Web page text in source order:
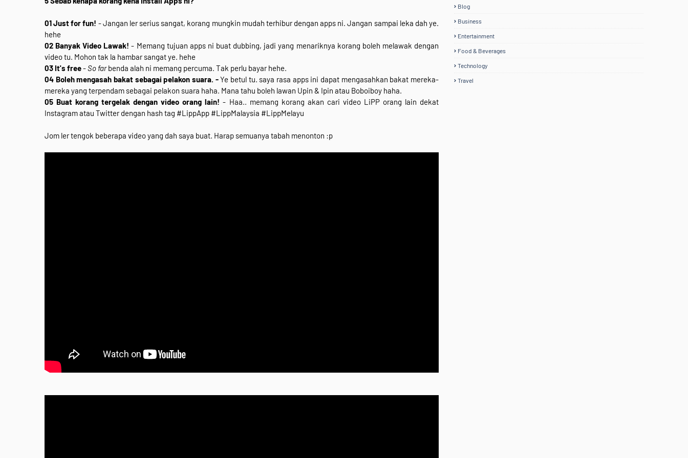
01 Just for fun! - Jangan ler serius sangat, korang mungkin mudah terhibur dengan apps ni. Jangan sampai leka dah ye.
hehe
02 Banyak Video Lawak! - Memang tujuan apps ni buat dubbing, jadi yang menariknya korang boleh melawak dengan
video tu. Mohon tak la hambar sangat ye. hehe
03 It's free-So farbenda alah ni memang percuma. Tak perlu bayar hehe.
04 Boleh mengasah bakat sebagai pelakon suara. -Ye betul tu. saya rasa apps ini dapat mengasahkan bakat mereka-
mereka yang terpendam sebagai pelakon suara haha. Mana tahu boleh lawan Upin & Ipin atau Boboiboy haha.
05 Buat korang tergelak dengan video orang lain! - Haa.. memang korang akan cari video LiPP orang lain dekat
Instagram atau Twitter dengan hash tag #LippApp #LippMalaysia #LippMelayu
Jom ler tengok beberapa video yang dah saya buat. Harap semuanya tabah menonton :p
Blog
Business
Entertainment
Food & Beverages
Technology
Travel